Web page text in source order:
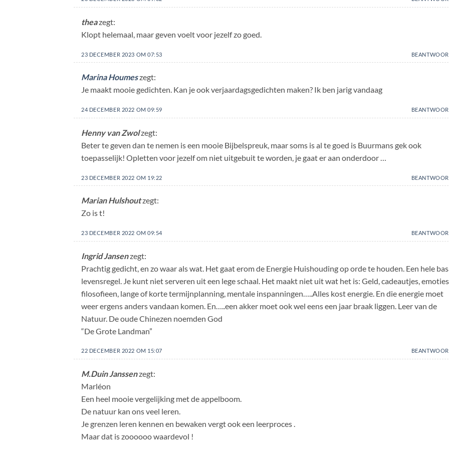
theazegt:
Klopt helemaal, maar geven voelt voor jezelf zo goed.
23 DECEMBER 2023 OM 07:53
Marina Houmeszegt:
Je maakt mooie gedichten. Kan je ook verjaardagsgedichten maken? Ik ben jarig vandaag
24 DECEMBER 2022 OM 09:59
Henny van Zwolzegt:
Beter te geven dan te nemen is een mooie Bijbelspreuk, maar soms is al te goed is Buurmans gek ook
toepasselijk! Opletten voor jezelf om niet uitgebuit te worden, je gaat er aan onderdoor …
23 DECEMBER 2022 OM 19:22
Marian Hulshoutzegt:
Zo is t!
23 DECEMBER 2022 OM 09:54
Ingrid Jansenzegt:
Prachtig gedicht, en zo waar als wat. Het gaat erom de Energie Huishouding op orde te houden. Een hele
levensregel. Je kunt niet serveren uit een lege schaal. Het maakt niet uit wat het is: Geld, cadeautjes,
filosofieen, lange of korte termijnplanning, mentale inspanningen…..Alles kost energie. En die energie moet
weer ergens anders vandaan komen. En…..een akker moet ook wel eens een jaar braak liggen. Leer van de
Natuur. De oude Chinezen noemden God
“De Grote Landman”
22 DECEMBER 2022 OM 15:07
M.Duin Janssenzegt:
Marléon
Een heel mooie vergelijking met de appelboom.
De natuur kan ons veel leren.
Je grenzen leren kennen en bewaken vergt ook een leerproces .
Maar dat is zoooooo waardevol !